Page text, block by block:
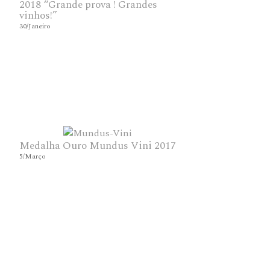
2018 “Grande prova ! Grandes
vinhos!”
30/Janeiro
Medalha Ouro Mundus Vini 2017
5/Março